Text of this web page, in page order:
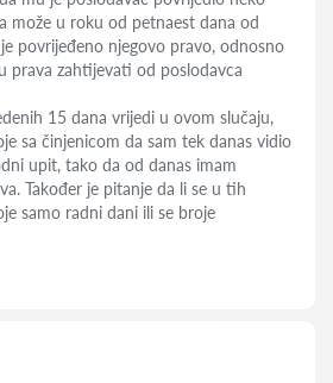
može u roku od petnaest dana od
povrijeđeno njegovo pravo, odnosno
prava zahtijevati od poslodavca
15 dana vrijedi u ovom slučaju,
sa činjenicom da sam tek danas vidio
upit, tako da od danas imam
Također je pitanje da li se u tih
samo radni dani ili se broje